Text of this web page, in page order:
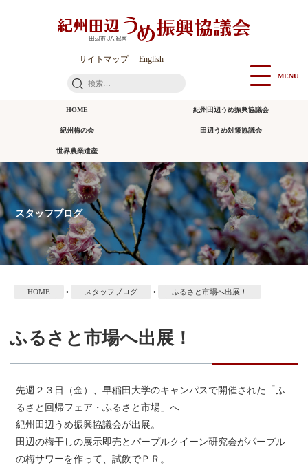
サイトマップ English
検
MENU
HOME 紀州田辺うめ振興協議会
紀州梅の会 田辺うめ対策協議会
世界農業遺産
スタッフブログ
HOME • スタッフブログ • ふるさと市場へ出展！
ふるさと市場へ出展！
先週２３日（金）、早稲田大学のキャンパスで開催された「ふ
るさと回帰フェア・ふるさと市場」へ
紀州田辺うめ振興協議会が出展。
田辺の梅干しの展示即売とパープルクイーン研究会がパープル
の梅サワーを作って、試飲でＰＲ。